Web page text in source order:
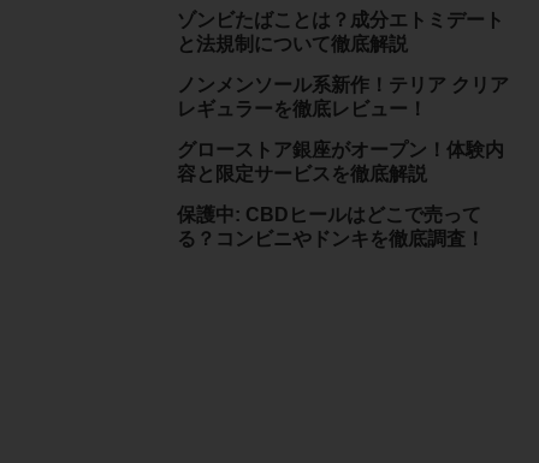
ゾンビたばことは？成分エトミデート
と法規制について徹底解説
ノンメンソール系新作！テリア クリア
レギュラーを徹底レビュー！
グローストア銀座がオープン！体験内
容と限定サービスを徹底解説
保護中: CBDヒールはどこで売って
る？コンビニやドンキを徹底調査！